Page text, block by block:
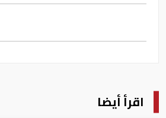
اقرأ أيضا